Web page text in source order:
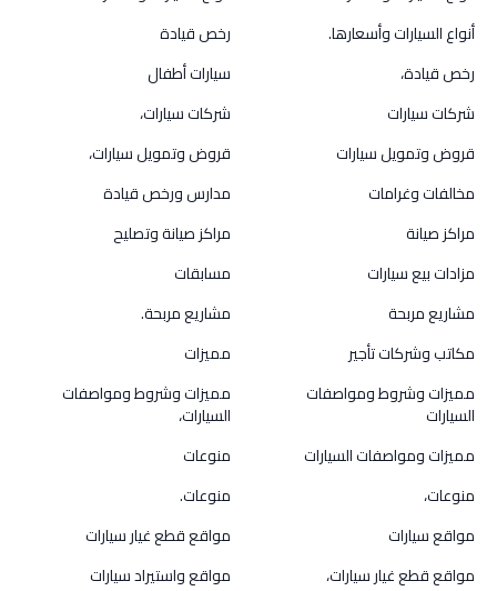
أنواع السيارات وأسعارها.
رخص قيادة
رخص قيادة،
سيارات أطفال
شركات سيارات
شركات سيارات،
قروض وتمويل سيارات
قروض وتمويل سيارات،
مخالفات وغرامات
مدارس ورخص قيادة
مراكز صيانة
مراكز صيانة وتصليح
مزادات بيع سيارات
مسابقات
مشاريع مربحة
مشاريع مربحة.
مكاتب وشركات تأجير
مميزات
مميزات وشروط ومواصفات
السيارات
مميزات وشروط ومواصفات
السيارات،
مميزات ومواصفات السيارات
منوعات
منوعات،
منوعات.
مواقع سيارات
مواقع قطع غيار سيارات
مواقع قطع غيار سيارات،
مواقع واستيراد سيارات